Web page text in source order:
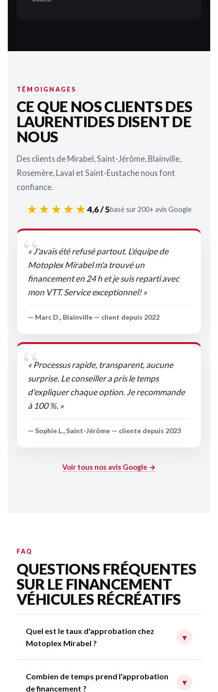
TÉMOIGNAGES
CE QUE NOS CLIENTS DES
LAURENTIDES DISENT DE
NOUS
Des clients de Mirabel, Saint-Jérôme, Blainville,
Rosemère, Laval et Saint-Eustache nous font
confiance.
★★★★★4,6 / 5basé sur 200+ avis Google
« J'avais été refusé partout. L'équipe de
Motoplex Mirabel m'a trouvé un
financement en 24 h et je suis reparti avec
mon VTT. Service exceptionnel! »
— Marc D., Blainville — client depuis 2022
« Processus rapide, transparent, aucune
surprise. Le conseiller a pris le temps
d'expliquer chaque option. Je recommande
à 100 %. »
— Sophie L., Saint-Jérôme — cliente depuis 2023
Voir tous nos avis Google →
FAQ
QUESTIONS FRÉQUENTES
SUR LE FINANCEMENT
VÉHICULES RÉCRÉATIFS
Quel est le taux d'approbation chez
Motoplex Mirabel ?
▾
Combien de temps prend l'approbation
de financement ?
▾